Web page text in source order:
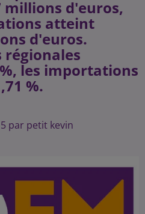
millions d'euros,
atteint
d'euros.
régionales
les importations
%.
par petit kevin